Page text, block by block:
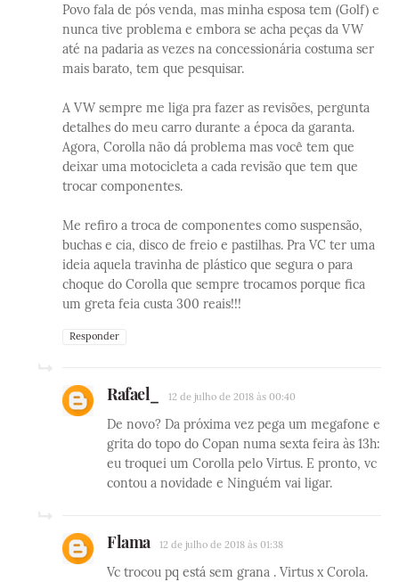
Povo fala de pós venda, mas minha esposa tem (Golf) e
nunca tive problema e embora se acha peças da VW
até na padaria as vezes na concessionária costuma ser
mais barato, tem que pesquisar.
A VW sempre me liga pra fazer as revisões, pergunta
detalhes do meu carro durante a época da garanta.
Agora, Corolla não dá problema mas você tem que
deixar uma motocicleta a cada revisão que tem que
trocar componentes.
Me refiro a troca de componentes como suspensão,
buchas e cia, disco de freio e pastilhas. Pra VC ter uma
ideia aquela travinha de plástico que segura o para
choque do Corolla que sempre trocamos porque fica
um greta feia custa 300 reais!!!
Responder
Rafael_ 12 de julho de 2018 às 00:40
De novo? Da próxima vez pega um megafone e
grita do topo do Copan numa sexta feira às 13h:
eu troquei um Corolla pelo Virtus. E pronto, vc
contou a novidade e Ninguém vai ligar.
Flama 12 de julho de 2018 às 01:38
Vc trocou pq está sem grana . Virtus x Corola.